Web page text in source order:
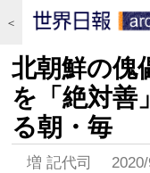
＜
北朝鮮の傀
を「絶対善
る朝・毎
増 記代司